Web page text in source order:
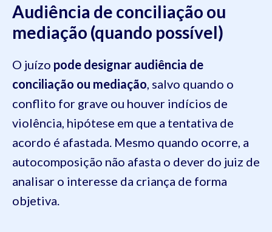
Audiência de conciliação ou
mediação (quando possível)
O juízo pode designar audiência de
conciliação ou mediação , salvo quando o
conflito for grave ou houver indícios de
violência, hipótese em que a tentativa de
acordo é afastada. Mesmo quando ocorre, a
autocomposição não afasta o dever do juiz de
analisar o interesse da criança de forma
objetiva.